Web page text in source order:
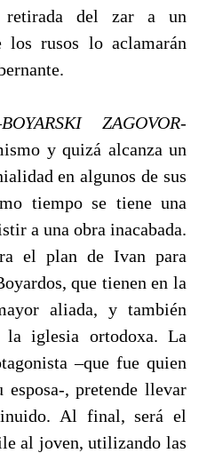
retirada del zar a un
los rusos lo aclamarán
BOYARSKI ZAGOVOR-
y quizá alcanza un
en algunos de sus
tiempo se tiene una
a una obra inacabada.
el plan de Ivan para
que tienen en la
aliada, y también
la iglesia ortodoxa. La
–que fue quien
esposa-, pretende llevar
Al final, será el
al joven, utilizando las